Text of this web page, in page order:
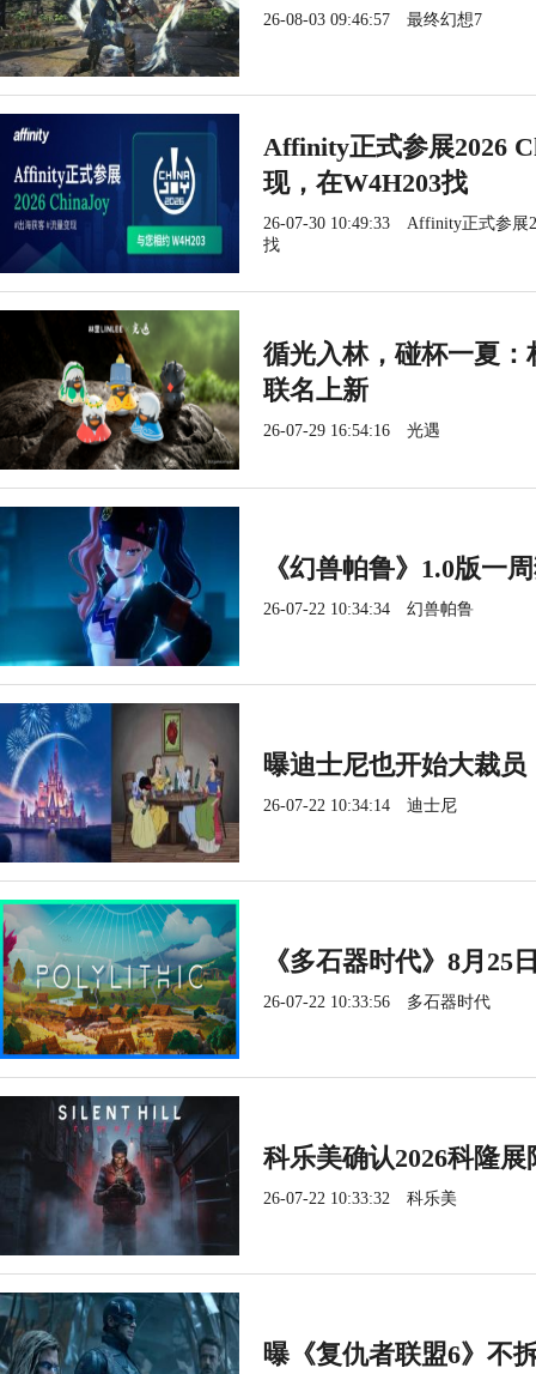
26-08-03 09:46:57 最终幻想7
Affinity正式参展2026
现，在W4H203找
26-07-30 10:49:33
Affinity正式参展
找
循光入林，碰杯一夏
联名上新
26-07-29 16:54:16 光遇
《幻兽帕鲁》1.0版一
26-07-22 10:34:34 幻兽帕鲁
曝迪士尼也开始大裁
26-07-22 10:34:14 迪士尼
《多石器时代》8月25
26-07-22 10:33:56 多石器时代
科乐美确认2026科隆
26-07-22 10:33:32 科乐美
曝《复仇者联盟6》不